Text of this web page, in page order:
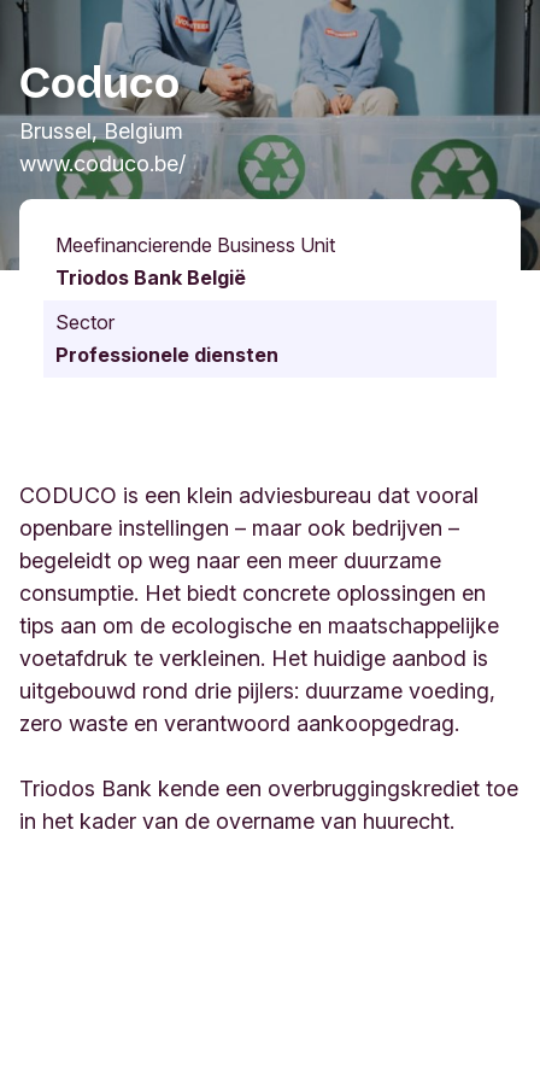
Coduco
Brussel, Belgium
www.coduco.be/
Meefinancierende Business Unit
Triodos Bank België
Sector
Professionele diensten
CODUCO is een klein adviesbureau dat vooral
openbare instellingen – maar ook bedrijven –
begeleidt op weg naar een meer duurzame
consumptie. Het biedt concrete oplossingen en
tips aan om de ecologische en maatschappelijke
voetafdruk te verkleinen. Het huidige aanbod is
uitgebouwd rond drie pijlers: duurzame voeding,
zero waste en verantwoord aankoopgedrag.
Triodos Bank kende een overbruggingskrediet toe
in het kader van de overname van huurecht.